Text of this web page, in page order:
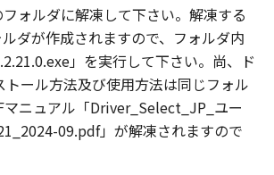
諾条件）
ウエア製品の全部又は一部をコン
ンストールし、本ソフトウエア製
とが出来ます。
トウエア製品を日本国内において
ます。
エア製品を、キヤノンプロダク
ォルダに解凍して下さい。解凍する
ダが作成されますので、フォルダ内
」を実行して下さい。尚、ド
トール方法及び使用方法は同じフォル
マニュアル「Driver_Select_JP_ユー
09.pdf」が解凍されますので